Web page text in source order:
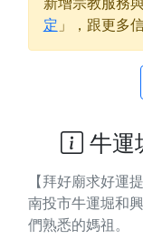
定 」，跟更多
牛運
【拜好廟求好運提
南投市牛運堀和
們熟悉的媽祖。